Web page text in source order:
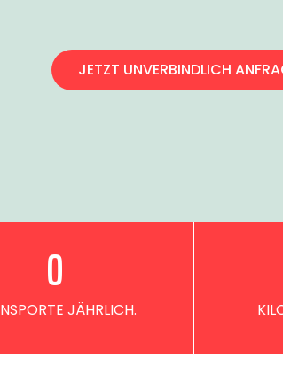
JETZT UNVERBINDLICH
JÄHRLICH.
0